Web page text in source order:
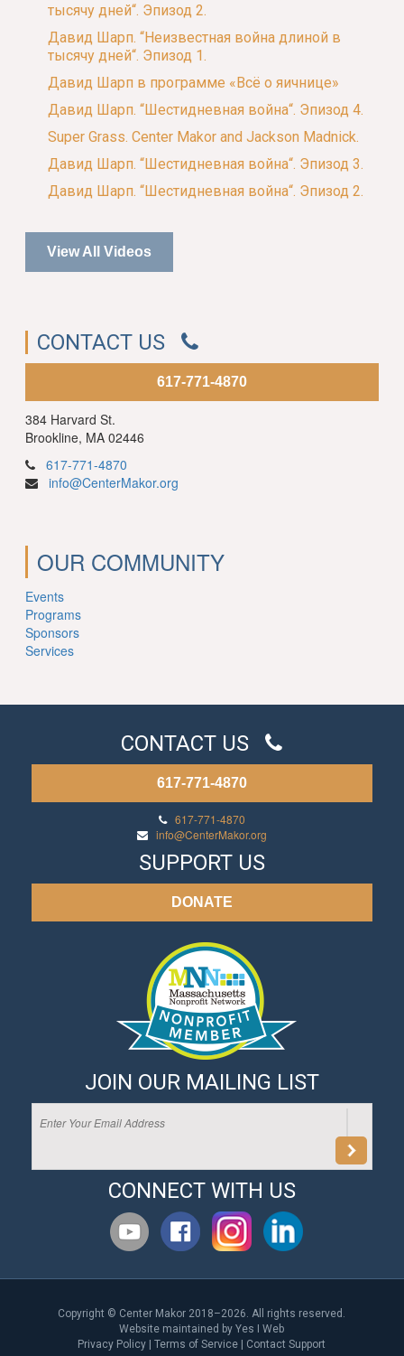
тысячу дней“. Эпизод 2.
Давид Шарп. “Неизвестная война длиной в
тысячу дней“. Эпизод 1.
Давид Шарп в программе «Всё о яичнице»
Давид Шарп. “Шестидневная война“. Эпизод 4.
Super Grass. Center Makor and Jackson Madnick.
Давид Шарп. “Шестидневная война“. Эпизод 3.
Давид Шарп. “Шестидневная война“. Эпизод 2.
View All Videos
CONTACT US
617-771-4870
384 Harvard St.
Brookline, MA 02446
617-771-4870
info@CenterMakor.org
OUR COMMUNITY
Events
Programs
Sponsors
Services
CONTACT US
617-771-4870
617-771-4870
info@CenterMakor.org
SUPPORT US
DONATE
JOIN OUR MAILING LIST
CONNECT WITH US
Copyright © Center Makor 2018–2026. All rights reserved.
Website maintained byYes I Web
Privacy Policy |Terms of Service Contact Support